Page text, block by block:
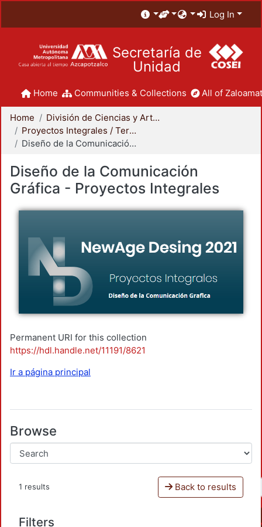
Log In
Secretaría de
Unidad
Home Communities & Collections All of
Home
División de Ciencias y Artes para el Diseño
Proyectos Integrales / Terminales - Licenciatura
Diseño de la Comunicación Gráfica - Proyectos Integrales
Diseño de la Comunicación
Gráfica - Proyectos Integrales
Permanent URI for this collection
https://hdl.handle.net/11191/8621
Ir a página principal
Browse
1 results Back to results
Filters